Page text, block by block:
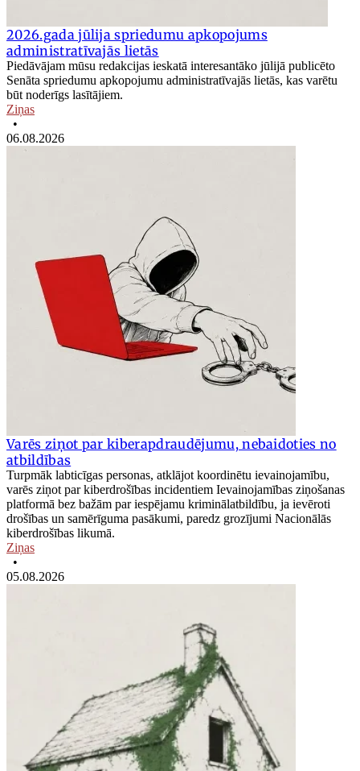
2026.gada jūlija spriedumu apkopojums
administratīvajās lietās
Piedāvājam mūsu redakcijas ieskatā interesantāko jūlijā publicēto
Senāta spriedumu apkopojumu administratīvajās lietās, kas varētu
būt noderīgs lasītājiem.
Ziņas
•
06.08.2026
Varēs ziņot par kiberapdraudējumu, nebaidoties no
atbildības
Turpmāk labticīgas personas, atklājot koordinētu ievainojamību,
varēs ziņot par kiberdrošības incidentiem Ievainojamības ziņošanas
platformā bez bažām par iespējamu kriminālatbildību, ja ievēroti
drošības un samērīguma pasākumi, paredz grozījumi Nacionālās
kiberdrošības likumā.
Ziņas
•
05.08.2026